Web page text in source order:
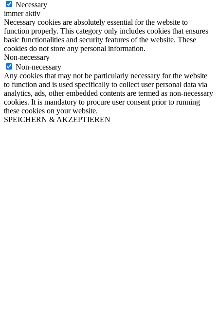
Necessary
immer aktiv
Necessary cookies are absolutely essential for the website to
function properly. This category only includes cookies that ensures
basic functionalities and security features of the website. These
cookies do not store any personal information.
Non-necessary
Non-necessary
Any cookies that may not be particularly necessary for the website
to function and is used specifically to collect user personal data via
analytics, ads, other embedded contents are termed as non-necessary
cookies. It is mandatory to procure user consent prior to running
these cookies on your website.
SPEICHERN & AKZEPTIEREN